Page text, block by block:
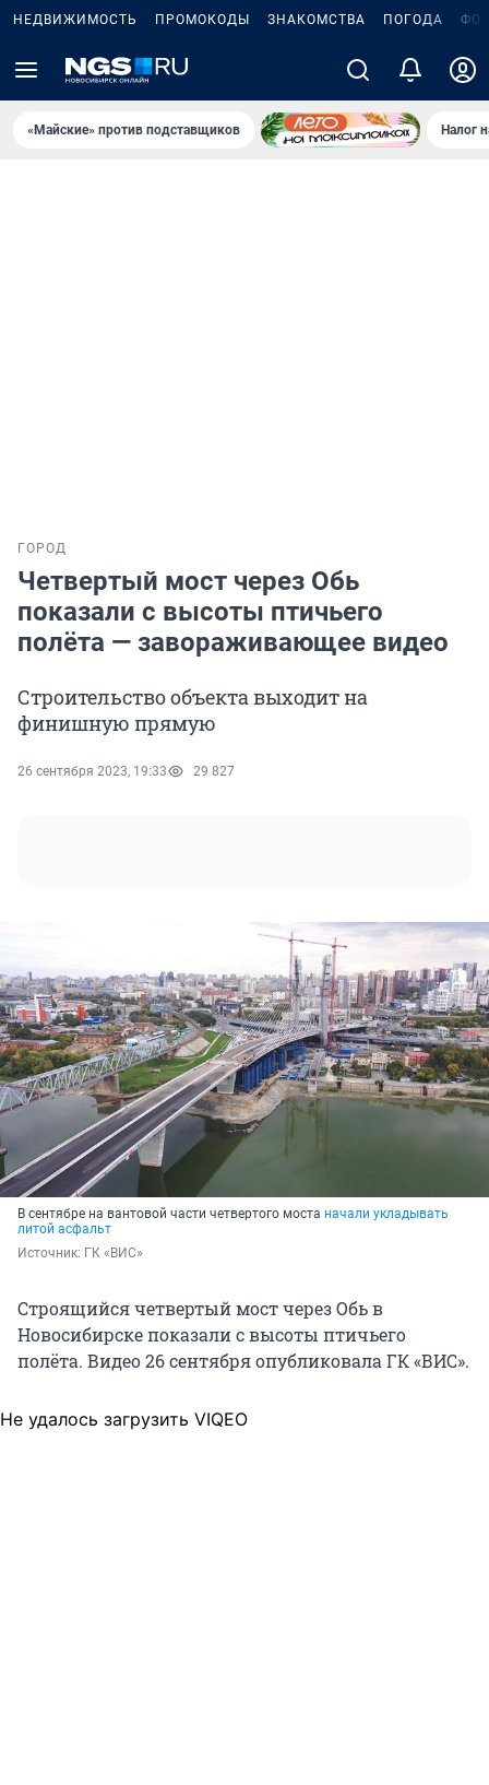
НЕДВИЖИМОСТЬ ПРОМОКОДЫ ЗНАКОМСТВА ПОГОДА
«Майские» против подставщиков Налог
ГОРОД
Четвертый мост через Обь
показали с высоты птичьего
полёта — завораживающее видео
Строительство объекта выходит на
финишную прямую
26 сентября 2023, 19:33 29 827
В сентябре на вантовой части четвертого моста начали укладывать
литой асфальт
Источник: ГК «ВИС»
Строящийся четвертый мост через Обь в
Новосибирске показали с высоты птичьего
полёта. Видео 26 сентября опубликовала ГК «ВИС».
Не удалось загрузить VIQEO